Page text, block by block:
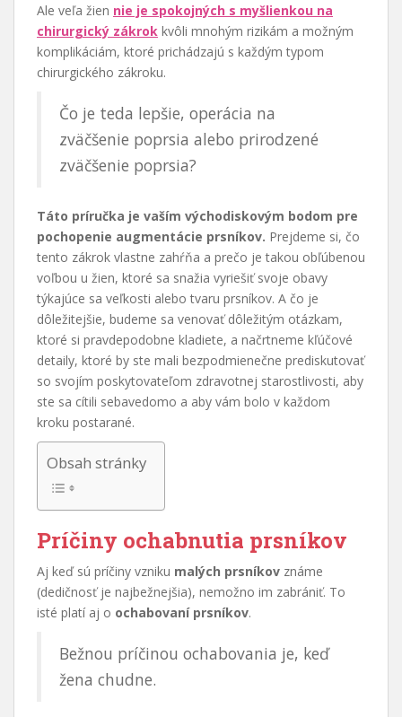
Ale veľa žien nie je spokojných s myšlienkou na
chirurgický zákrok kvôli mnohým rizikám a možným
komplikáciám, ktoré prichádzajú s každým typom
chirurgického zákroku.
Čo je teda lepšie, operácia na
zväčšenie poprsia alebo prirodzené
zväčšenie poprsia?
Táto príručka je vaším východiskovým bodom pre
pochopenie augmentácie prsníkov. Prejdeme si, čo
tento zákrok vlastne zahŕňa a prečo je takou obľúbenou
voľbou u žien, ktoré sa snažia vyriešiť svoje obavy
týkajúce sa veľkosti alebo tvaru prsníkov. A čo je
dôležitejšie, budeme sa venovať dôležitým otázkam,
ktoré si pravdepodobne kladiete, a načrtneme kľúčové
detaily, ktoré by ste mali bezpodmienečne prediskutovať
so svojím poskytovateľom zdravotnej starostlivosti, aby
ste sa cítili sebavedomo a aby vám bolo v každom
kroku postarané.
Obsah stránky
Príčiny ochabnutia prsníkov
Aj keď sú príčiny vzniku malých prsníkov známe
(dedičnosť je najbežnejšia), nemožno im zabrániť. To
isté platí aj o ochabovaní prsníkov.
Bežnou príčinou ochabovania je, keď
žena chudne.